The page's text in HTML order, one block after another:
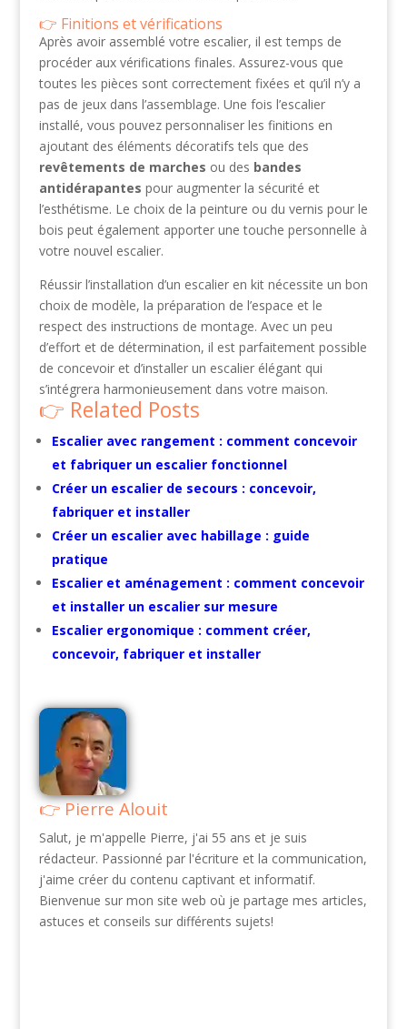
Finitions et vérifications
Après avoir assemblé votre escalier, il est temps de
procéder aux vérifications finales. Assurez-vous que
toutes les pièces sont correctement fixées et qu’il n’y a
pas de jeux dans l’assemblage. Une fois l’escalier
installé, vous pouvez personnaliser les finitions en
ajoutant des éléments décoratifs tels que des
revêtements de marches ou des bandes
antidérapantes pour augmenter la sécurité et
l’esthétisme. Le choix de la peinture ou du vernis pour le
bois peut également apporter une touche personnelle à
votre nouvel escalier.
Réussir l’installation d’un escalier en kit nécessite un bon
choix de modèle, la préparation de l’espace et le
respect des instructions de montage. Avec un peu
d’effort et de détermination, il est parfaitement possible
de concevoir et d’installer un escalier élégant qui
s’intégrera harmonieusement dans votre maison.
Related Posts
Escalier avec rangement : comment concevoir
et fabriquer un escalier fonctionnel
Créer un escalier de secours : concevoir,
fabriquer et installer
Créer un escalier avec habillage : guide
pratique
Escalier et aménagement : comment concevoir
et installer un escalier sur mesure
Escalier ergonomique : comment créer,
concevoir, fabriquer et installer
Pierre Alouit
Salut, je m'appelle Pierre, j'ai 55 ans et je suis
rédacteur. Passionné par l'écriture et la communication,
j'aime créer du contenu captivant et informatif.
Bienvenue sur mon site web où je partage mes articles,
astuces et conseils sur différents sujets!